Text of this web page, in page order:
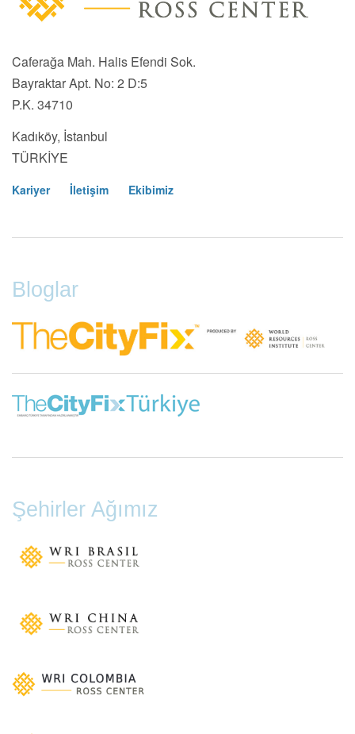
Bloglar
Şehirler Ağımız
Caferağa Mah. Halis Efendi Sok.
Bayraktar Apt. No: 2 D:5
P.K. 34710
Kadıköy, İstanbul
TÜRKİYE
Kariyer İletişim Ekibimiz